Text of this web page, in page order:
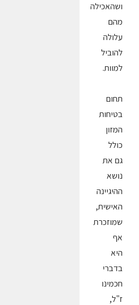
ושהאכילה
מהם
עלולה
להוביל
למוות.
תחום
בטיחות
המזון
כולל
גם את
נושא
ההיגיינה
האישית,
שמוזכרת
אף
היא
בדברי
חכמינו
ז"ל,